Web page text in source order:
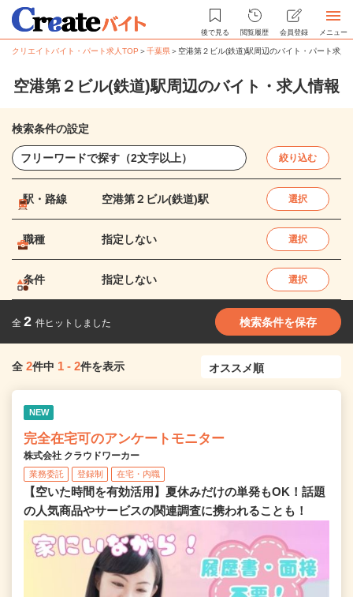
後で見る 閲覧履歴 会員登録 メニュー
クリエイトバイト・パート求人TOP ＞千葉県＞ 空港第２ビル(鉄道)駅周辺のバイト・パート求人
空港第２ビル(鉄道)駅周辺のバイト・求人情報
検索条件の設定
絞り込む
駅・路線 空港第２ビル(鉄道)駅 選択
職種 指定しない 選択
条件 指定しない 選択
全 2 件ヒットしました 検索条件を保存
全 2件中 1 - 2件を表示
NEW
完全在宅可のアンケートモニター
株式会社 クラウドワーカー
業務委託 登録制 在宅・内職
【空いた時間を有効活用】夏休みだけの単発もOK！話題
の人気商品やサービスの関連調査に携われることも！